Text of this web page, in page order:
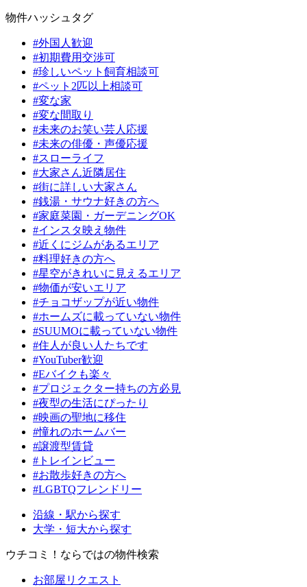
物件ハッシュタグ
#外国人歓迎
#初期費用交渉可
#珍しいペット飼育相談可
#ペット2匹以上相談可
#変な家
#変な間取り
#未来のお笑い芸人応援
#未来の俳優・声優応援
#スローライフ
#大家さん近隣居住
#街に詳しい大家さん
#銭湯・サウナ好きの方へ
#家庭菜園・ガーデニングOK
#インスタ映え物件
#近くにジムがあるエリア
#料理好きの方へ
#星空がきれいに見えるエリア
#物価が安いエリア
#チョコザップが近い物件
#ホームズに載っていない物件
#SUUMOに載っていない物件
#住人が良い人たちです
#YouTuber歓迎
#Eバイクも楽々
#プロジェクター持ちの方必見
#夜型の生活にぴったり
#映画の聖地に移住
#憧れのホームバー
#譲渡型賃貸
#トレインビュー
#お散歩好きの方へ
#LGBTQフレンドリー
沿線・駅から探す
大学・短大から探す
ウチコミ！ならではの物件検索
お部屋リクエスト